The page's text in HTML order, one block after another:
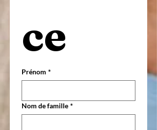
ce
Prénom *
Nom de famille *